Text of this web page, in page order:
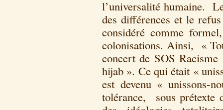
l’universalité humaine.
des différences et le
considéré comme
colonisations. Ainsi, «
concert de SOS
hijab ». Ce qui était «
est devenu « unissons-
tolérance, sous prétexte